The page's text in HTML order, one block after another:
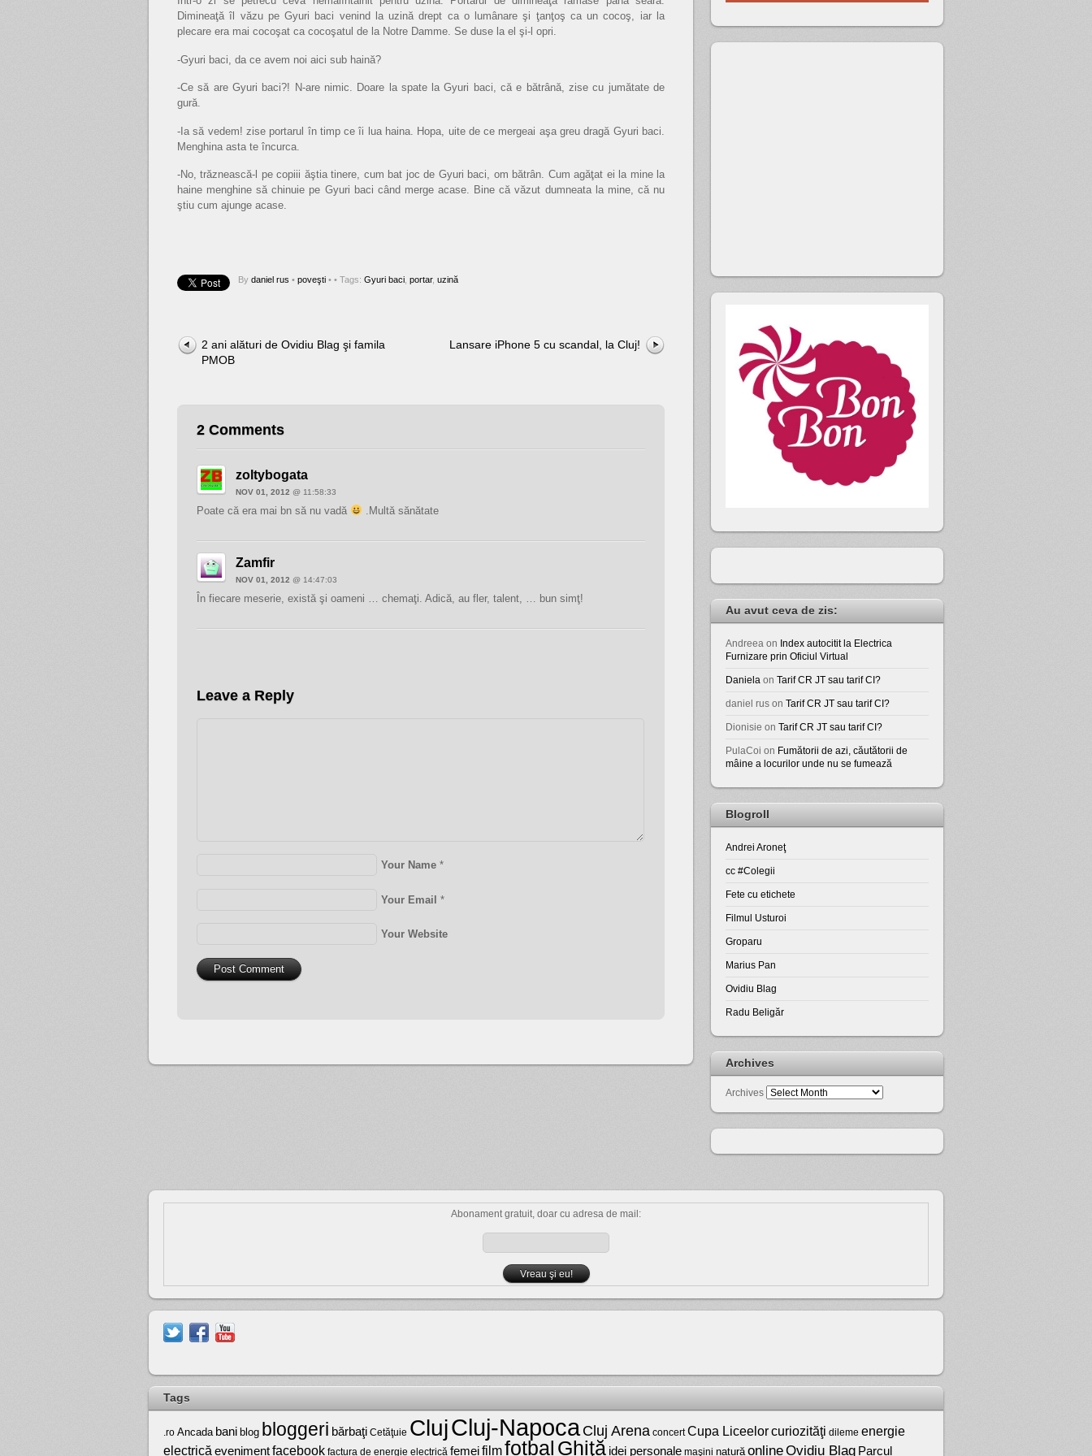
Dimineaţă îl văzu pe Gyuri baci venind la uzină drept ca o lumânare şi ţanţoş ca un cocoş, iar la
plecare era mai cocoşat ca cocoşatul de la Notre Damme. Se duse la el şi-l opri.
-Gyuri baci, da ce avem noi aici sub haină?
-Ce să are Gyuri baci?! N-are nimic. Doare la spate la Gyuri baci, că e bătrână, zise cu jumătate de
gură.
-Ia să vedem! zise portarul în timp ce îi lua haina. Hopa, uite de ce mergeai aşa greu dragă Gyuri baci.
Menghina asta te încurca.
-No, trăznească-l pe copiii ăştia tinere, cum bat joc de Gyuri baci, om bătrân. Cum agăţat ei la mine la
haine menghine să chinuie pe Gyuri baci când merge acase. Bine că văzut dumneata la mine, că nu
ştiu cum ajunge acase.
By daniel rus • poveşti • • Tags: Gyuri baci portar, uzină
2 ani alături de Ovidiu Blag şi famila
PMOB
Lansare iPhone 5 cu scandal, la Cluj!
2 Comments
zoltybogata
NOV 01, 2012 @ 11:58:33
Poate că era mai bn să nu vadă .Multă sănătate
Zamfir
NOV 01, 2012 @ 14:47:03
În fiecare meserie, există şi oameni … chemaţi. Adică, au fler, talent, … bun simţ!
Leave a Reply
Your Name *
Your Email *
Your Website
Au avut ceva de zis:
Andreea on Index autocitit la Electrica
Furnizare prin Oficiul Virtual
Daniela on Tarif CR JT sau tarif CI?
daniel rus on Tarif CR JT sau tarif CI?
Dionisie on Tarif CR JT sau tarif CI?
PulaCoi on Fumătorii de azi, căutătorii de
mâine a locurilor unde nu se fumează
Blogroll
Andrei Aroneţ
cc #Colegii
Fete cu etichete
Filmul Usturoi
Groparu
Marius Pan
Ovidiu Blag
Radu Beligăr
Archives
Archives
Abonament gratuit, doar cu adresa de mail:
Tags
.ro Ancada bani blog bloggeri bărbaţi Cetăţuie ClujCluj-Napoca Cluj Arena concert Cupa Liceelorcuriozităţi dileme energie
electrică evenimentfacebook factura de energie electrică femeifilmfotbal Ghiţă idei personale maşini natură onlineOvidiu Blag Parcul